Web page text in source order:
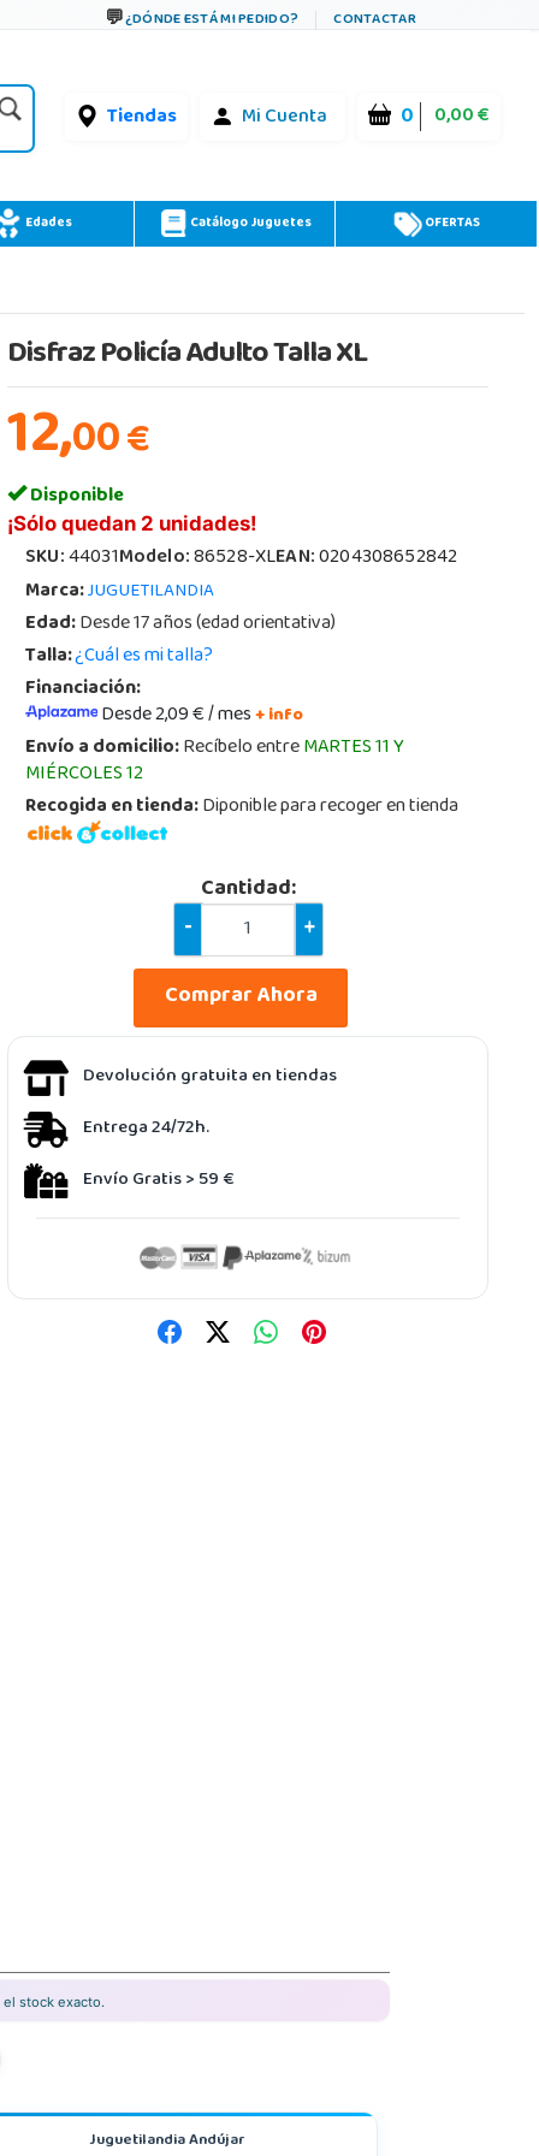
¿DÓNDE ESTÁ MI PEDIDO? CONTACTAR
Tiendas Mi Cuenta 0 0,00 €
Edades Catálogo Juguetes OFERTAS
Disfraz Policía Adulto Talla XL
12,00€
Disponible
¡Sólo quedan 2 unidades!
SKU:44031Modelo:86528-XLEAN:0204308652842
Marca:JUGUETILANDIA
Edad:Desde 17 años (edad orientativa)
Talla:¿Cuál es mi talla?
Financiación:
Desde 2,09 € / mes+ info
Envío a domicilio:Recíbelo entreMARTES 11 Y
MIÉRCOLES 12
Recogida en tienda:Diponible para recoger en tienda
Cantidad:
-
+
Comprar Ahora
Devolución gratuita en tiendas
Entrega 24/72h.
Envío Gratis > 59 €
stock exacto.
Juguetilandia Andújar